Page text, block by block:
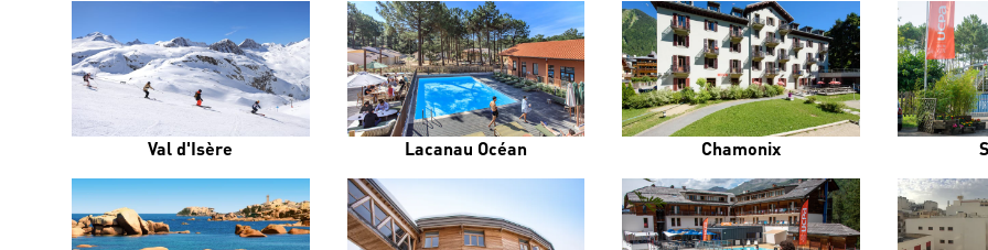
Val d'Isère Lacanau Océan Chamonix